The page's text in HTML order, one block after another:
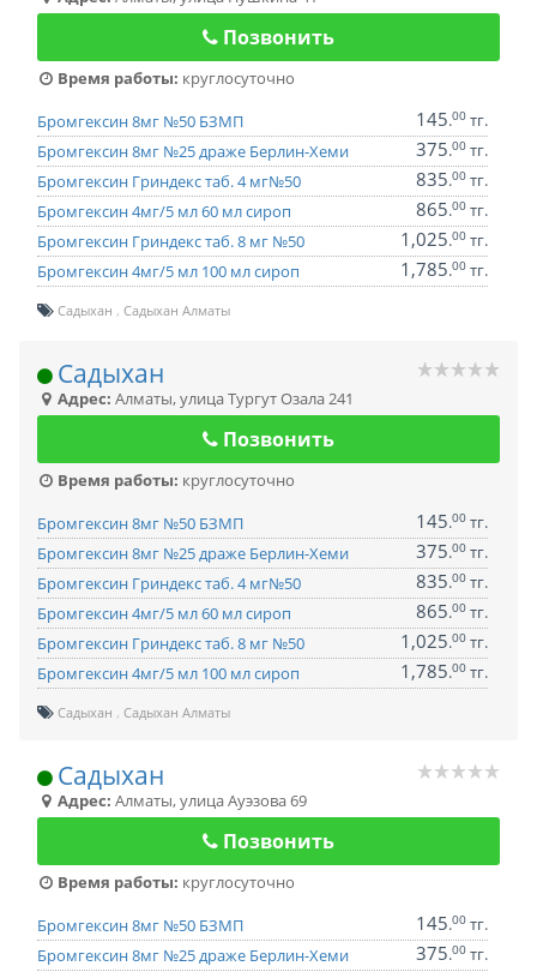
Позвонить
Время работы: круглосуточно
Бромгексин 8мг №50 БЗМП
145.00 тг.
Бромгексин 8мг №25 драже Берлин-Хеми
375.00 тг.
Бромгексин Гриндекс таб. 4 мг№50
835.00 тг.
Бромгексин 4мг/5 мл 60 мл сироп
865.00 тг.
Бромгексин Гриндекс таб. 8 мг №50
1,025.00 тг.
Бромгексин 4мг/5 мл 100 мл сироп
1,785.00 тг.
Садыхан Садыхан Алматы
Садыхан
Адрес: Алматы,улица Тургут Озала 241
Позвонить
Время работы: круглосуточно
Бромгексин 8мг №50 БЗМП
145.00 тг.
Бромгексин 8мг №25 драже Берлин-Хеми
375.00 тг.
Бромгексин Гриндекс таб. 4 мг№50
835.00 тг.
Бромгексин 4мг/5 мл 60 мл сироп
865.00 тг.
Бромгексин Гриндекс таб. 8 мг №50
1,025.00 тг.
Бромгексин 4мг/5 мл 100 мл сироп
1,785.00 тг.
Садыхан Садыхан Алматы
Садыхан
Адрес: Алматы,улица Ауэзова 69
Позвонить
Время работы: круглосуточно
Бромгексин 8мг №50 БЗМП
145.00 тг.
Бромгексин 8мг №25 драже Берлин-Хеми
375.00 тг.